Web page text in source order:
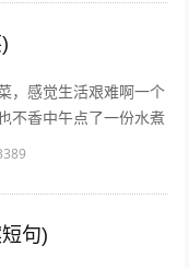
，感觉生活艰难啊一个
不香中午点了一份水煮
个人也要吃麻麻香中午
句)